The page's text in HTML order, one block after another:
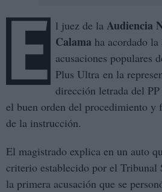
E l juez de la Audiencia
Calama ha acordado
acusaciones populares
Plus Ultra en la
dirección letrada del
el buen orden del procedimiento y
de la instrucción.
El magistrado explica en un auto
criterio establecido por el Tribunal
la primera acusación que se